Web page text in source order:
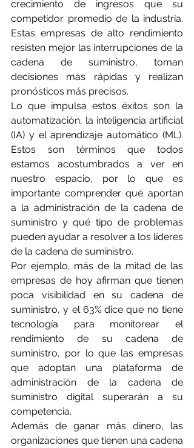
crecimiento de ingresos que su
competidor promedio de la industria.
Estas empresas de alto rendimiento
resisten mejor las interrupciones de la
cadena de suministro, toman
decisiones más rápidas y realizan
pronósticos más precisos.
Lo que impulsa estos éxitos son la
automatización, la inteligencia artificial
(IA) y el aprendizaje automático (ML).
Estos son términos que todos
estamos acostumbrados a ver en
nuestro espacio, por lo que es
importante comprender qué aportan
a la administración de la cadena de
suministro y qué tipo de problemas
pueden ayudar a resolver a los líderes
de la cadena de suministro.
Por ejemplo, más de la mitad de las
empresas de hoy afirman que tienen
poca visibilidad en su cadena de
suministro, y el 63% dice que no tiene
tecnología para monitorear el
rendimiento de su cadena de
suministro, por lo que las empresas
que adoptan una plataforma de
administración de la cadena de
suministro digital superarán a su
competencia.
Además de ganar más dinero, las
organizaciones que tienen una cadena